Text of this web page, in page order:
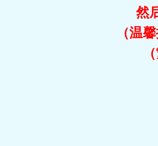
然
（温